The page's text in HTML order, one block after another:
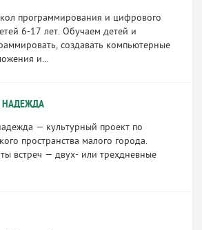
программирования и цифрового
6-17 лет. Обучаем детей и
создавать компьютерные
и...
НАДЕЖДА
— культурный проект по
пространства малого города.
встреч — двух- или трехдневные